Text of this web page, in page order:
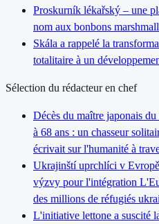
Proskurník lékařský – une
nom aux bonbons
Skála a rappelé la
totalitaire à un
Sélection du rédacteur en chef
Décès du maître japonais
à 68 ans : un chasseur
écrivait sur l'humanité à
Ukrajinští uprchlíci v
výzvy pour l'intégration
des millions de réfugiés
L'initiative lettone a suscité